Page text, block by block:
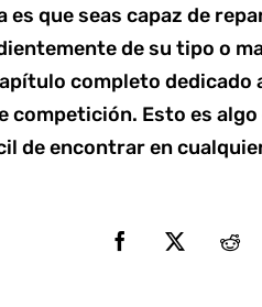
es que seas capaz de
de su tipo o
completo dedicado
competición. Esto es
de encontrar en